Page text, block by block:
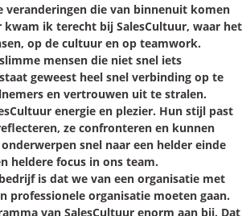
veranderingen die van binnenuit komen
kwam ik terecht bij SalesCultuur, waar het
op de cultuur en op teamwork.
mensen die niet snel iets
geweest heel snel verbinding op te
en vertrouwen uit te stralen.
energie en plezier. Hun stijl past
ze confronteren en kunnen
snel naar een helder einde
heldere focus in ons team.
is dat we van een organisatie met
professionele organisatie moeten gaan.
van SalesCultuur enorm aan bij. Dat